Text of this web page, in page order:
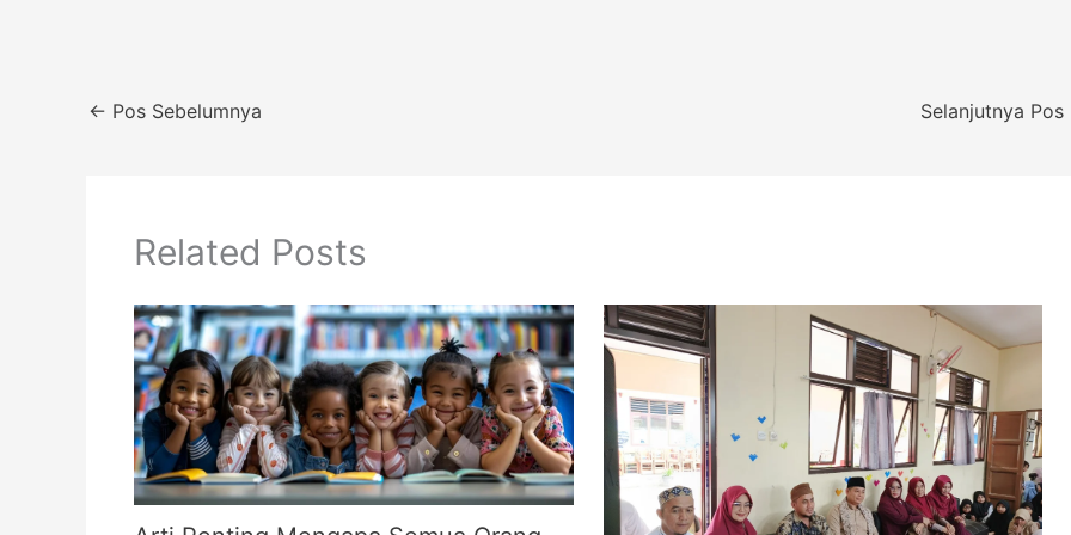
← Pos Sebelumnya Selanjutnya Pos
Related Posts